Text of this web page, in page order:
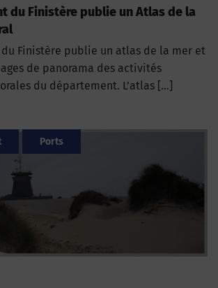
du Finistère publie un Atlas de la
Finistère publie un atlas de la mer et
de panorama des activités
du département. L’atlas […]
Ports